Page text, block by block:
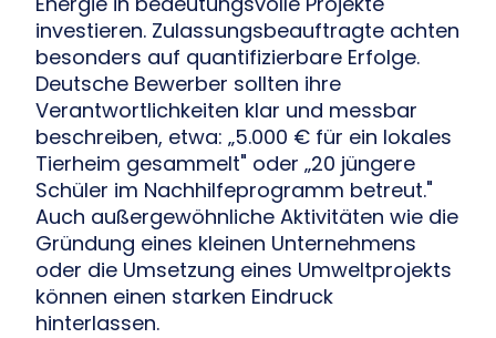
investieren. Zulassungsbeauftragte achten
besonders auf quantifizierbare Erfolge.
Deutsche Bewerber sollten ihre
Verantwortlichkeiten klar und messbar
beschreiben, etwa: „5.000 € für ein lokales
Tierheim gesammelt" oder „20 jüngere
Schüler im Nachhilfeprogramm betreut."
Auch außergewöhnliche Aktivitäten wie die
Gründung eines kleinen Unternehmens
oder die Umsetzung eines Umweltprojekts
können einen starken Eindruck
hinterlassen.